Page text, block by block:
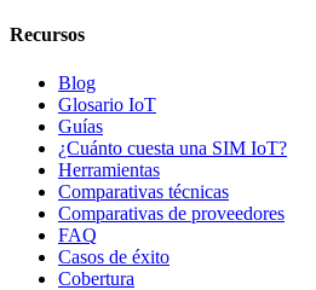
Recursos
Blog
Glosario IoT
Guías
¿Cuánto cuesta una SIM IoT?
Herramientas
Comparativas técnicas
Comparativas de proveedores
FAQ
Casos de éxito
Cobertura